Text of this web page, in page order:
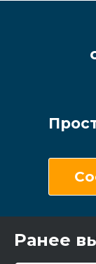
Ранее